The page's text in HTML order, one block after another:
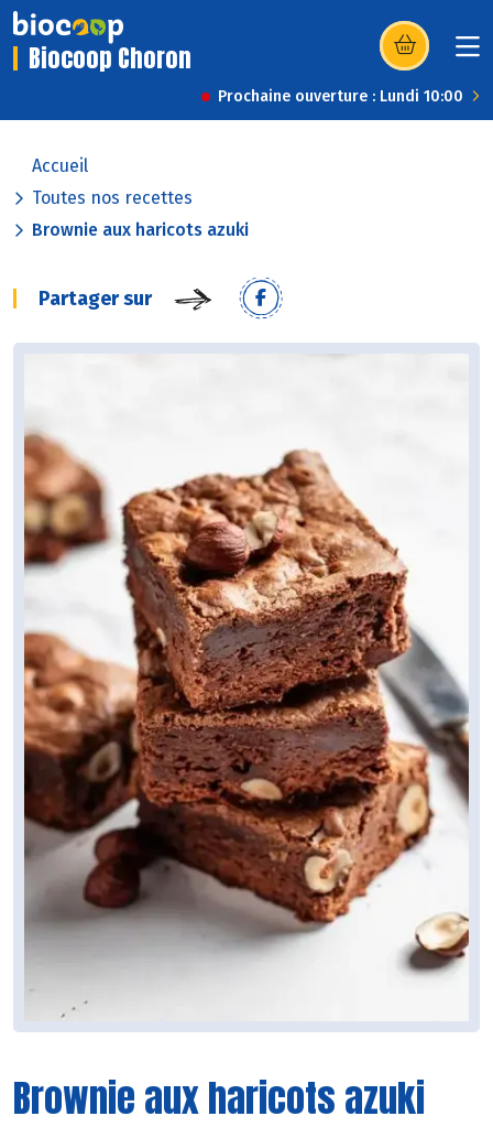
Biocoop Choron (s’ouvre dans
Prochaine ouverture : Lundi 10:00
Accueil
Toutes nos recettes
Brownie aux haricots azuki
Partager sur
Brownie aux haricots azuki